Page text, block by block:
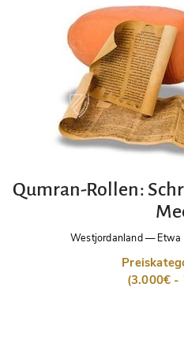
Qumran-Rollen:
Westjordanland—Etwa
(3.000€ -